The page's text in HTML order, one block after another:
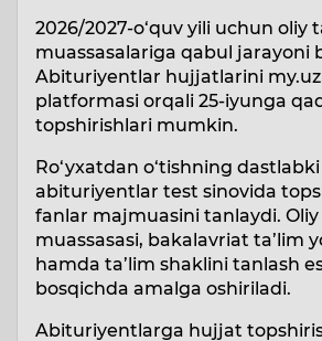
2026/2027-o‘quv yili uchun oliy
muassasalariga qabul jarayoni
Abituriyentlar hujjatlarini
platformasi orqali 25-iyunga
topshirishlari mumkin.
Ro‘yxatdan o‘tishning
abituriyentlar test sinovida
fanlar majmuasini tanlaydi. Oliy
muassasasi, bakalavriat ta’lim
hamda ta’lim shaklini tanlash
bosqichda amalga oshiriladi.
Abituriyentlarga hujjat